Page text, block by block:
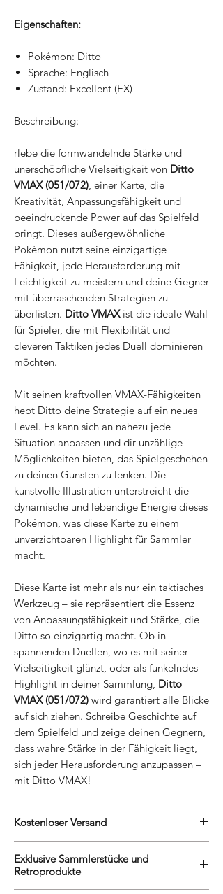
Eigenschaften:
Pokémon: Ditto
Sprache: Englisch
Zustand: Excellent (EX)
Beschreibung:
rlebe die formwandelnde Stärke und
unerschöpfliche Vielseitigkeit von Ditto
VMAX (051/072), einer Karte, die
Kreativität, Anpassungsfähigkeit und
beeindruckende Power auf das Spielfeld
bringt. Dieses außergewöhnliche
Pokémon nutzt seine einzigartige
Fähigkeit, jede Herausforderung mit
Leichtigkeit zu meistern und deine Gegner
mit überraschenden Strategien zu
überlisten. Ditto VMAXist die ideale Wahl
für Spieler, die mit Flexibilität und
cleveren Taktiken jedes Duell dominieren
möchten.
Mit seinen kraftvollen VMAX-Fähigkeiten
hebt Ditto deine Strategie auf ein neues
Level. Es kann sich an nahezu jede
Situation anpassen und dir unzählige
Möglichkeiten bieten, das Spielgeschehen
zu deinen Gunsten zu lenken. Die
kunstvolle Illustration unterstreicht die
dynamische und lebendige Energie dieses
Pokémon, was diese Karte zu einem
unverzichtbaren Highlight für Sammler
macht.
Diese Karte ist mehr als nur ein taktisches
Werkzeug – sie repräsentiert die Essenz
von Anpassungsfähigkeit und Stärke, die
Ditto so einzigartig macht. Ob in
spannenden Duellen, wo es mit seiner
Vielseitigkeit glänzt, oder als funkelndes
Highlight in deiner Sammlung, Ditto
VMAX (051/072) wird garantiert alle Blicke
auf sich ziehen. Schreibe Geschichte auf
dem Spielfeld und zeige deinen Gegnern,
dass wahre Stärke in der Fähigkeit liegt,
sich jeder Herausforderung anzupassen –
mit Ditto VMAX!
Kostenloser Versand
kostenlosem Versand. Egal, ob Du eine
grosse Sammlung erweiterst oder ein neues
Exklusive Sammlerstücke und
Retroprodukte